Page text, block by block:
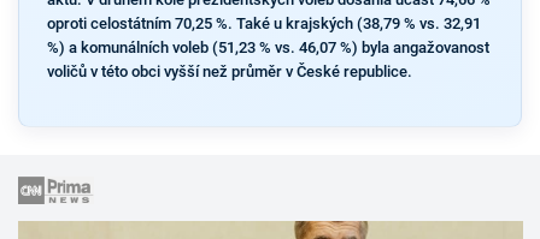
oproti celostátním 70,25 %. Také u krajských (38,79 % vs. 32,91
%) a komunálních voleb (51,23 % vs. 46,07 %) byla angažovanost
voličů v této obci vyšší než průměr v České republice.